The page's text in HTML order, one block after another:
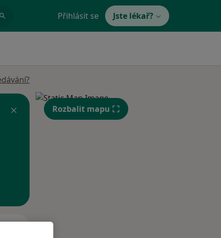
Přihlásit se Jste lékař?
Rozbalit mapu